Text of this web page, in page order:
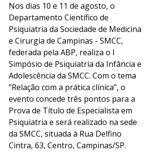
Nos dias 10 e 11 de agosto, o
Departamento Científico de
Psiquiatria da Sociedade de Medicina
e Cirurgia de Campinas - SMCC,
federada pela ABP, realiza o I
Simpósio de Psiquiatria da Infância e
Adolescência da SMCC. Com o tema
"Relação com a prática clínica", o
evento concede três pontos para a
Prova de Título de Especialista em
Psiquiatria e será realizado na sede
da SMCC, situada à Rua Delfino
Cintra, 63, Centro, Campinas/SP.